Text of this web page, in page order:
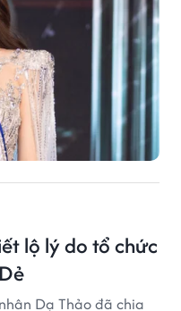
lộ lý do tổ chức
Dạ Thảo đã chia